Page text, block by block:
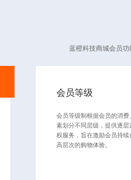
蓝橙科技商城会员功
会员等级
会员等级制根据会员的消费
素划分不同层级，提供逐层
权服务，旨在激励会员持续
高层次的购物体验。